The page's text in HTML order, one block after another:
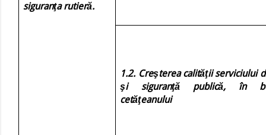
siguranţa rutieră.
1.2. Creşterea calităţii serviciului
şi siguranţă publică, în
cetăţeanului